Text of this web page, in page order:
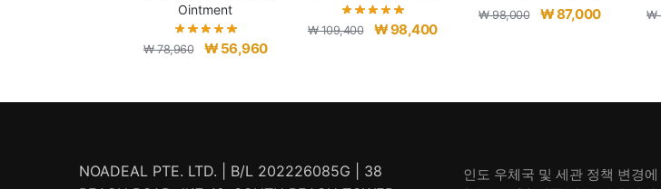
Ointment
₩78,960
원
₩ 56,960현
₩109,400
원
₩98,400현
₩98,000
원
₩ 98,000.
₩87,000현
₩ 87,000.
₩
NOADEAL PTE. LTD. | B/L 202226085G | 38
인도 우체국 및 세관 정책 변경